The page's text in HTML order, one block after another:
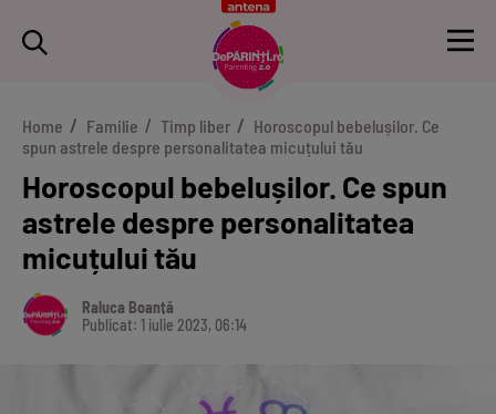
Home Familie Timp liber
Horoscopul bebelușilor. Ce
spun astrele despre personalitatea micuțului tău
Horoscopul bebelușilor. Ce spun
astrele despre personalitatea
micuțului tău
Raluca Boanță
Publicat: 1 iulie 2023, 06:14